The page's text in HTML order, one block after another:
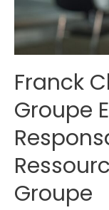
Franck
Groupe
Groupe